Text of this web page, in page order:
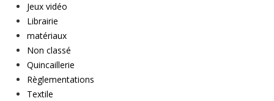
Jeux vidéo
Librairie
matériaux
Non classé
Quincaillerie
Règlementations
Textile